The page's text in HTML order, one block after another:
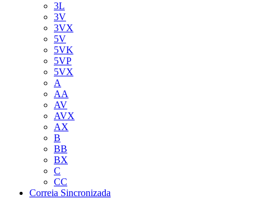
3L
3V
3VX
5V
5VK
5VP
5VX
A
AA
AV
AVX
AX
B
BB
BX
C
CC
Correia Sincronizada